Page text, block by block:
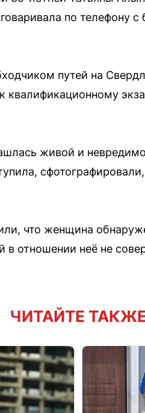
по
путей на
квалификационному
живой и
что женщина
в отношении неё не
ЧИТАЙТЕ